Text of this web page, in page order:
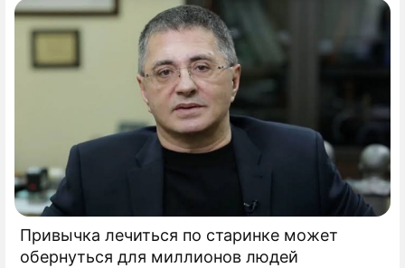
Привычка лечиться по старинке может
обернуться для миллионов людей